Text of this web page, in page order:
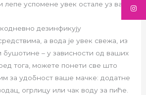
лепе успомене увек остале уз вас.
дезинфикују
а вода је увек свежа, из
бушотине – у зависности од ваших
тога, можете понети све што
за удобност ваше мачке: додатне
огрлицу или чак воду за пиће.